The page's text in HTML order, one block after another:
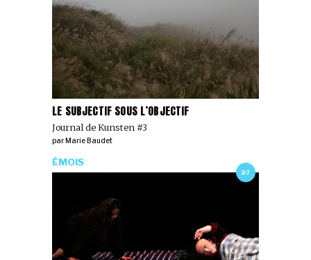
LE SUBJECTIF SOUS L’OBJECTIF
Journal de Kunsten #3
par Marie Baudet
2/7
ÉMOIS